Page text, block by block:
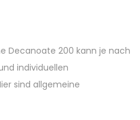
Decanoate 200 kann je nach
individuellen
sind allgemeine